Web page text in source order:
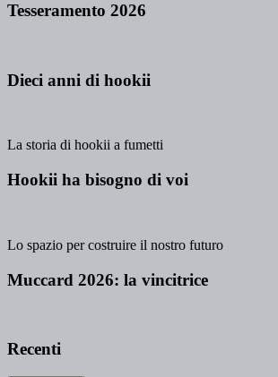
Tesseramento 2026
Dieci anni di hookii
La storia di hookii a fumetti
Hookii ha bisogno di voi
Lo spazio per costruire il nostro futuro
Muccard 2026: la vincitrice
Recenti